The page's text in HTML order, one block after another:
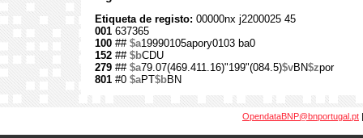
Etiqueta de registo: 00000nx j2200025 45
001 637365
100 ## $a19990105apory0103 ba0
152 ## $bCDU
279 ## $a79.07(469.411.16)"199"(084.5)$vBN$zpor
801 #0 $aPT$bBN
OpendataBNP@bnportugal.pt